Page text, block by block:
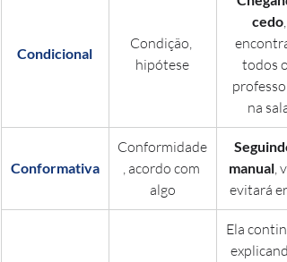
Condicional
Condição,
hipótese
cedo,
todos
na sala.
Conformativa
Conformidade
, acordo com
algo
manual,
evitará
Ela